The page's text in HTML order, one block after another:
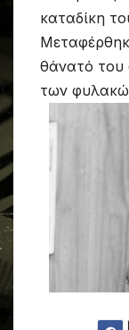
καταδίκη
θάνατό του
των